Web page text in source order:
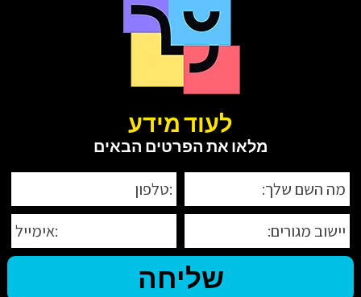
לעוד מידע
מלאו את הפרטים הבאים